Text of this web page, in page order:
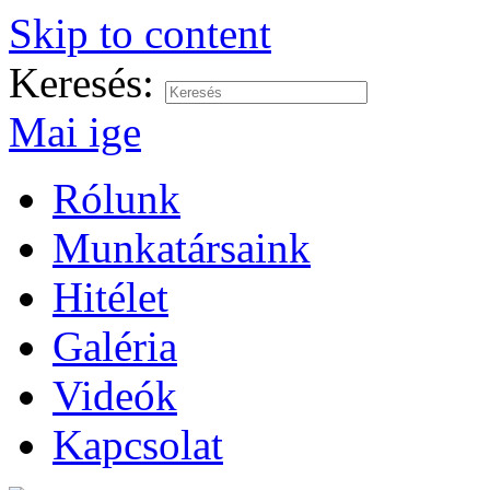
Skip to content
Keresés:
Mai ige
Rólunk
Munkatársaink
Hitélet
Galéria
Videók
Kapcsolat